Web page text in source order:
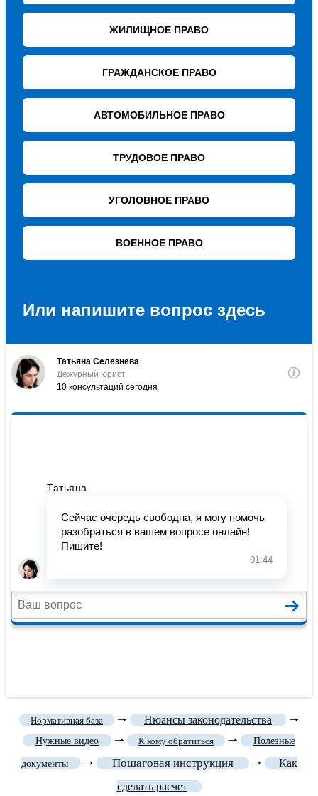
Нормативная база 🠒 Нюансы законодательства 🠒
Нужные видео 🠒 К кому обратиться 🠒 Полезные
документы 🠒 Пошаговая инструкция 🠒
Как
сделать расчет